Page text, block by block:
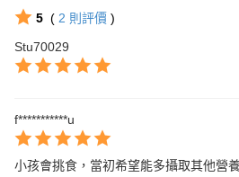
5 ( 2 則評價 )
Stu70029
f***********u
小孩會挑食，當初希望能多攝取其他營